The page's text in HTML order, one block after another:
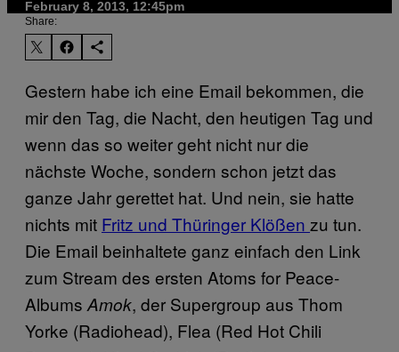
February 8, 2013, 12:45pm
Share:
Gestern habe ich eine Email bekommen, die
mir den Tag, die Nacht, den heutigen Tag und
wenn das so weiter geht nicht nur die
nächste Woche, sondern schon jetzt das
ganze Jahr gerettet hat. Und nein, sie hatte
nichts mit Fritz und Thüringer Klößen zu tun.
Die Email beinhaltete ganz einfach den Link
zum Stream des ersten Atoms for Peace-
Albums Amok, der Supergroup aus Thom
Yorke (Radiohead), Flea (Red Hot Chili